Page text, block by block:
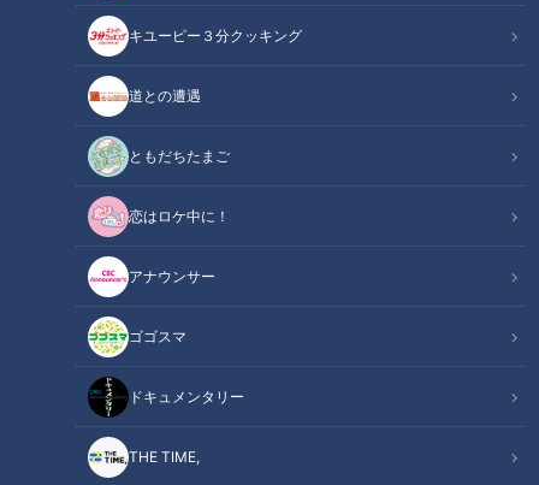
キユーピー３分クッキング
道との遭遇
ともだちたまご
恋はロケ中に！
アナウンサー
ゴゴスマ
ドキュメンタリー
THE TIME,
ゴゴスマ
あと10分、生でしゃべります
8/18(水)ゴゴスマ生配信＃２３【あと10分、生でしゃべりま
【古舘伊知郎さん著 『ＭＣ論』】
古舘さん「石井さんのことも入れてるし。
これが売れたら、第2弾で光山さんのことも入れな
きゃいけない。」
光山アナ「書いてくださるんですか・・・？」
【古舘さん「光山さん、一番印象に残っているのは前回の
Youtube」】
「前回の光山くんが「僕もまあこのあと3時間ラジオ